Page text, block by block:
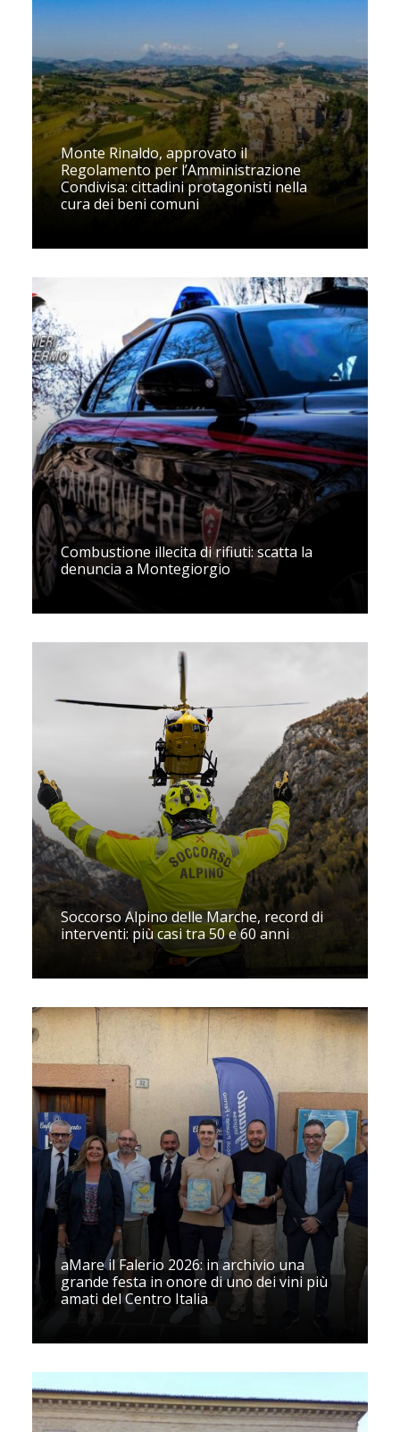
Monte Rinaldo, approvato il
Regolamento per l’Amministrazione
Condivisa: cittadini protagonisti nella
cura dei beni comuni
Combustione illecita di rifiuti: scatta la
denuncia a Montegiorgio
Soccorso Alpino delle Marche, record di
interventi: più casi tra 50 e 60 anni
aMare il Falerio 2026: in archivio una
grande festa in onore di uno dei vini più
amati del Centro Italia